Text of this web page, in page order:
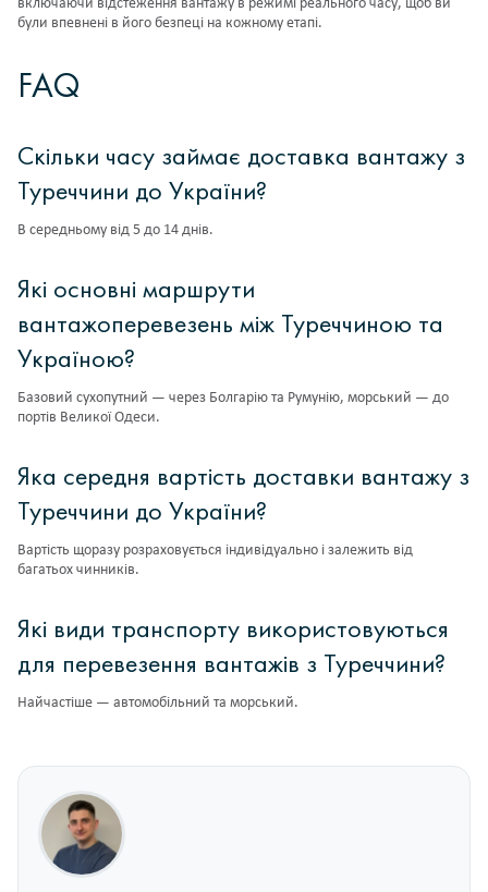
включаючи відстеження вантажу в режимі реального часу, щоб ви
були впевнені в його безпеці на кожному етапі.
FAQ
Скільки часу займає доставка вантажу з
Туреччини до України?
В середньому від 5 до 14 днів.
Які основні маршрути
вантажоперевезень між Туреччиною та
Україною?
Базовий сухопутний — через Болгарію та Румунію, морський — до
портів Великої Одеси.
Яка середня вартість доставки вантажу з
Туреччини до України?
Вартість щоразу розраховується індивідуально і залежить від
багатьох чинників.
Які види транспорту використовуються
для перевезення вантажів з Туреччини?
Найчастіше — автомобільний та морський.